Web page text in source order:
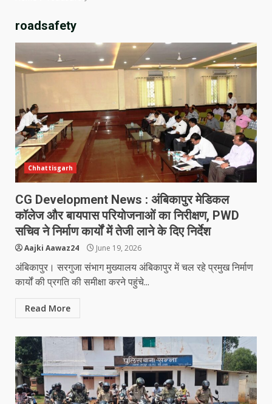
roadsafety
Chhattisgarh
CG Development News : अंबिकापुर मेडिकल
कॉलेज और बायपास परियोजनाओं का निरीक्षण, PWD
सचिव ने निर्माण कार्यों में तेजी लाने के दिए निर्देश
Aajki Aawaz24 June 19, 2026
अंबिकापुर। सरगुजा संभाग मुख्यालय अंबिकापुर में चल रहे प्रमुख निर्माण
कार्यों की प्रगति की समीक्षा करने पहुंचे...
Read More